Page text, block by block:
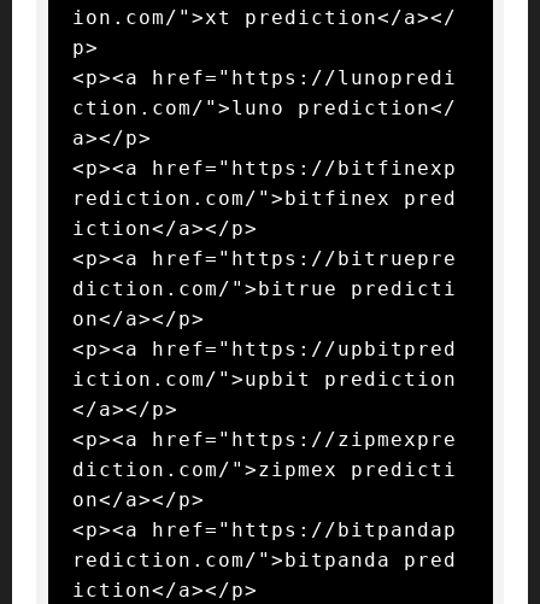
ion.com/">xt prediction</a></
p>
<p><a href="https://lunopredi
ction.com/">luno prediction</
a></p>
<p><a href="https://bitfinexp
rediction.com/">bitfinex pred
iction</a></p>
<p><a href="https://bitruepre
diction.com/">bitrue predicti
on</a></p>
<p><a href="https://upbitpred
iction.com/">upbit prediction
</a></p>
<p><a href="https://zipmexpre
diction.com/">zipmex predicti
on</a></p>
<p><a href="https://bitpandap
rediction.com/">bitpanda pred
iction</a></p>